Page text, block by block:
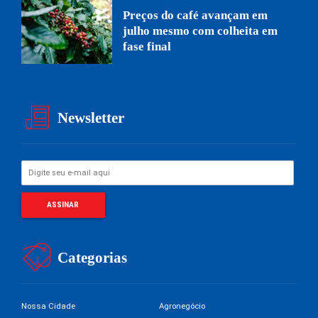
Preços do café avançam em
julho mesmo com colheita em
fase final
Newsletter
Categorias
Nossa Cidade Agronegócio